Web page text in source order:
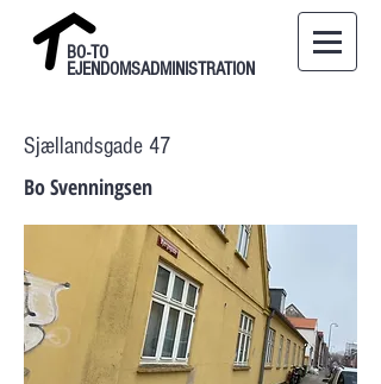
BO-TO
EJENDOMSADMINISTRATION
Sjællandsgade 47
Bo Svenningsen